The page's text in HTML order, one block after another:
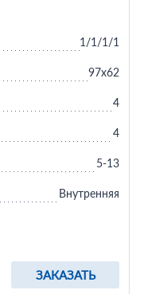
ЗАКАЗАТЬ
1/1/1/1
97x62
4
4
5-13
Внутренняя